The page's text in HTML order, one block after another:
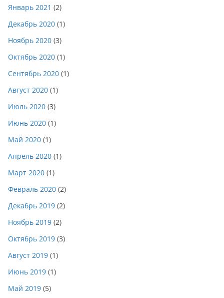
Январь 2021 (2)
Декабрь 2020 (1)
Ноябрь 2020 (3)
Октябрь 2020 (1)
Сентябрь 2020 (1)
Август 2020 (1)
Июль 2020 (3)
Июнь 2020 (1)
Май 2020 (1)
Апрель 2020 (1)
Март 2020 (1)
Февраль 2020 (2)
Декабрь 2019 (2)
Ноябрь 2019 (2)
Октябрь 2019 (3)
Август 2019 (1)
Июнь 2019 (1)
Май 2019 (5)